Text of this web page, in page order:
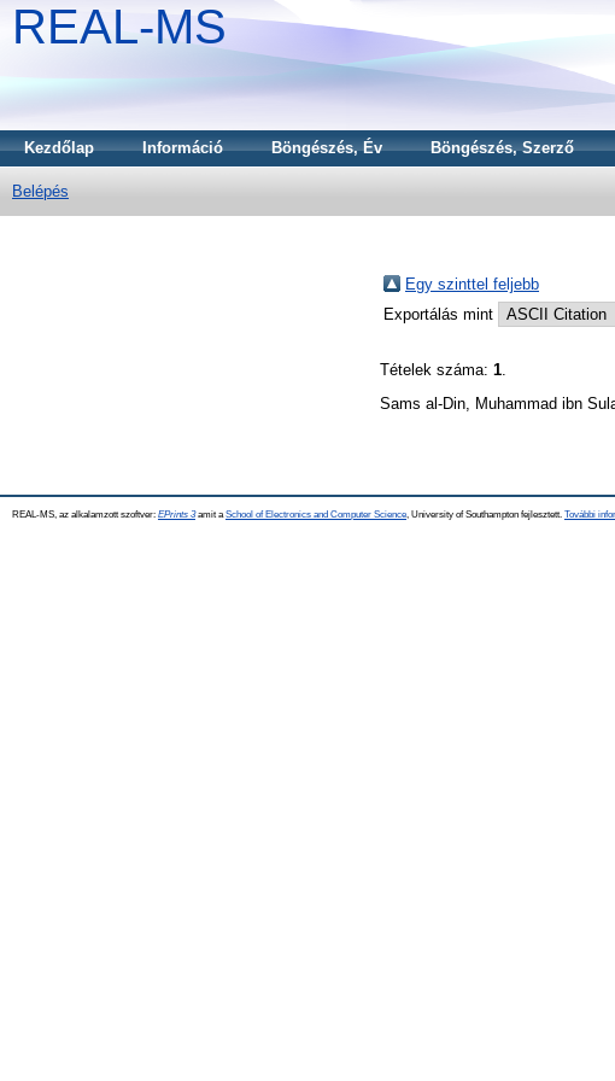
REAL-MS
Kezdőlap Információ Böngészés, Év Böngészés, Szerző
Belépés
Egy szinttel feljebb
Exportálás mint
Tételek száma: 1
Sams al-Din, Muhammad ibn
REAL-MS, az alkalamzott szoftver: EPrints 3amit a School of Electronics and Computer Science , University of Southampton fejlesztett. További